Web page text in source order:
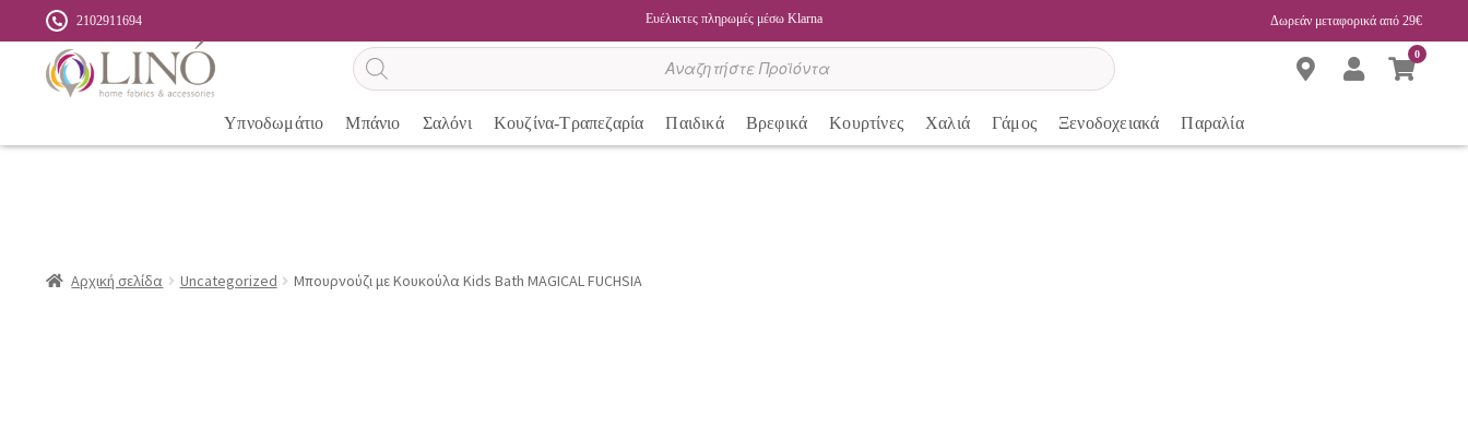
2102911694 Ευέλικτες πληρωμές μέσω Klarna Δωρεάν μεταφορικά από 29€
Αναζήτηση
προϊόντων
0
Υπνοδωμάτιο Μπάνιο Σαλόνι Κουζίνα-Τραπεζαρία Παιδικά Βρεφικά Κουρτίνες Χαλιά Γάμος Ξενοδοχειακά Παραλία
Αρχική σελίδα Uncategorized Μπουρνούζι με Κουκούλα Kids Bath MAGICAL FUCHSIA